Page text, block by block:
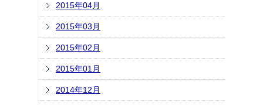
2015年04月
2015年03月
2015年02月
2015年01月
2014年12月